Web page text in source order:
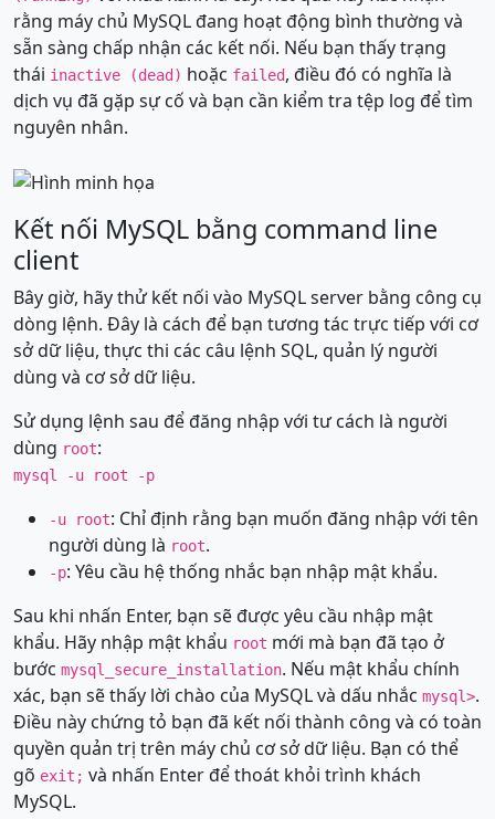
rằng máy chủ MySQL đang hoạt động bình thường và
sẵn sàng chấp nhận các kết nối. Nếu bạn thấy trạng
thái inactive (dead) hoặc failed, điều đó có nghĩa là
dịch vụ đã gặp sự cố và bạn cần kiểm tra tệp log để tìm
nguyên nhân.
Kết nối MySQL bằng command line
client
Bây giờ, hãy thử kết nối vào MySQL server bằng công cụ
dòng lệnh. Đây là cách để bạn tương tác trực tiếp với cơ
sở dữ liệu, thực thi các câu lệnh SQL, quản lý người
dùng và cơ sở dữ liệu.
Sử dụng lệnh sau để đăng nhập với tư cách là người
dùng root:
mysql -u root -p
-u root: Chỉ định rằng bạn muốn đăng nhập với tên
người dùng là root.
-p: Yêu cầu hệ thống nhắc bạn nhập mật khẩu.
Sau khi nhấn Enter, bạn sẽ được yêu cầu nhập mật
khẩu. Hãy nhập mật khẩu root mới mà bạn đã tạo ở
bước mysql_secure_installation. Nếu mật khẩu chính
xác, bạn sẽ thấy lời chào của MySQL và dấu nhắc mysql>.
Điều này chứng tỏ bạn đã kết nối thành công và có toàn
quyền quản trị trên máy chủ cơ sở dữ liệu. Bạn có thể
gõ exit; và nhấn Enter để thoát khỏi trình khách
MySQL.